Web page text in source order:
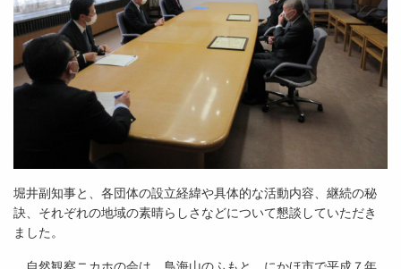
堀井副知事と、各団体の設立経緯や具体的な活動内容、継続の秘
訣、それぞれの地域の素晴らしさなどについて懇談していただき
ました。